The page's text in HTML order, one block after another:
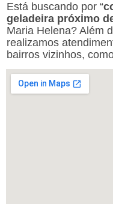
Está buscando por “
geladeira próximo
Maria Helena? Além
realizamos
bairros vizinhos,